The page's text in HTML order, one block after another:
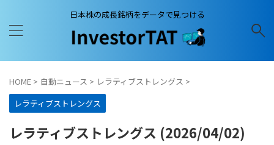
日本株の成長銘柄をデータで見つける
HOME > 自動ニュース > レラティブストレングス >
レラティブストレングス
レラティブストレングス (2026/04/02)